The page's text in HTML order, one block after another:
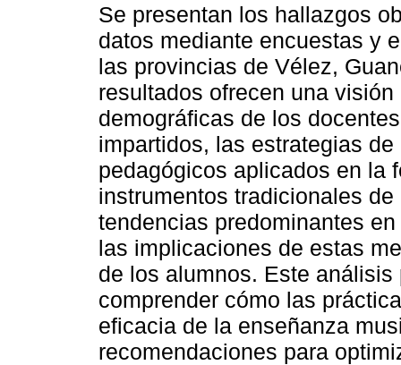
Se presentan los hallazgos
datos mediante encuestas y
las provincias de Vélez,
resultados ofrecen una
demográficas de los
impartidos, las estrategias
pedagógicos aplicados en la
instrumentos tradicionales
tendencias predominantes
las implicaciones de estas
de los alumnos. Este
comprender cómo las
eficacia de la enseñanza
recomendaciones para